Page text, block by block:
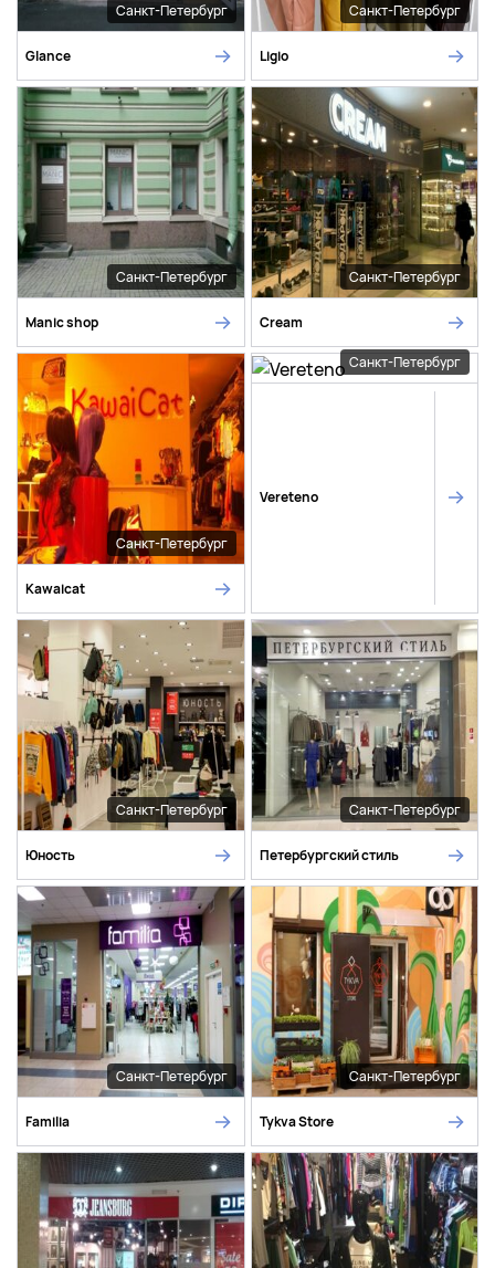
Санкт-Петербург
Glance
Санкт-Петербург
Ligio
Санкт-Петербург
Manic shop
Санкт-Петербург
Cream
Санкт-Петербург
Kawaicat
Санкт-Петербург
Vereteno
Санкт-Петербург
Юность
Санкт-Петербург
Петербургский стиль
Санкт-Петербург
Familia
Санкт-Петербург
Tykva Store